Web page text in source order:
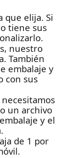
que elija. Si
tiene sus
nuestro
También
embalaje y
con sus
un archivo
y el
de 1 por